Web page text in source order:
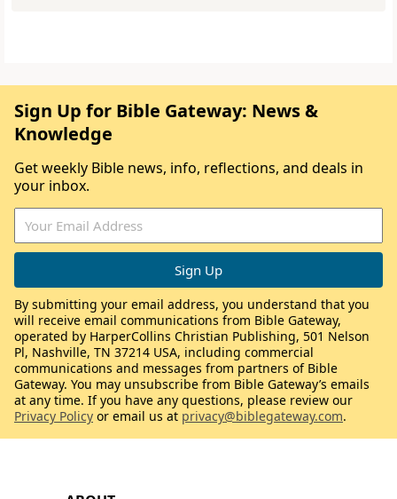
Sign Up for Bible Gateway: News &
Knowledge
Get weekly Bible news, info, reflections, and deals in
your inbox.
By submitting your email address, you understand that you
will receive email communications from Bible Gateway,
operated by HarperCollins Christian Publishing, 501 Nelson
Pl, Nashville, TN 37214 USA, including commercial
communications and messages from partners of Bible
Gateway. You may unsubscribe from Bible Gateway’s emails
at any time. If you have any questions, please review our
Privacy Policy or email us at privacy@biblegateway.com.